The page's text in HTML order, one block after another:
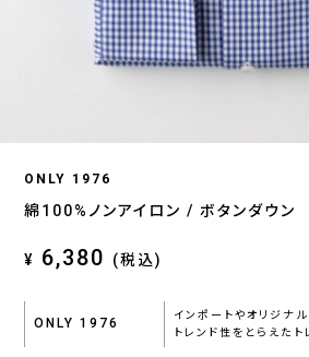
ONLY 1976
綿100%ノンアイロン / ボタンダウン
¥ 6,380 (税込)
ONLY 1976
インポートやオリジナ
トレンド性をとらえたト